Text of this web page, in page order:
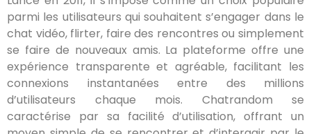
parmi les utilisateurs qui souhaitent s’engager dans le
chat vidéo, flirter, faire des rencontres ou simplement
se faire de nouveaux amis. La plateforme offre une
expérience transparente et agréable, facilitant les
connexions instantanées entre des millions
d’utilisateurs chaque mois. Chatrandom se
caractérise par sa facilité d’utilisation, offrant un